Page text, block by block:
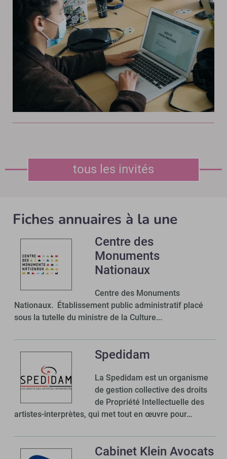
tous les invités
Fiches annuaires à la une
Centre des
Monuments
Nationaux
Centre des Monuments
Nationaux. Établissement public administratif placé
sous la tutelle du ministre de la Culture...
Spedidam
La Spedidam est un organisme
de gestion collective des droits
de Propriété Intellectuelle des
artistes-interprètes, qui met tout en œuvre pour…
Cabinet Klein Avocats